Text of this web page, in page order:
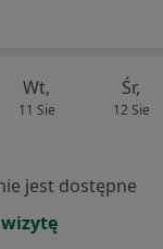
Wt,
11 Sie
Śr,
12 Sie
jest dostępne